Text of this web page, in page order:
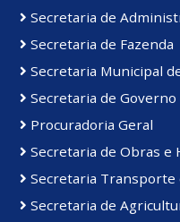
Secretaria de
Secretaria de Fazenda
Secretaria Municipal
Secretaria de Governo
Procuradoria Geral
Secretaria de Obras e
Secretaria Transporte
Secretaria de